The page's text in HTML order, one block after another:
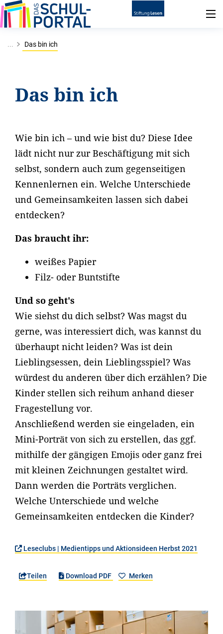
... Das bin ich
Das bin ich
Wie bin ich – und wie bist du? Diese Idee
lädt nicht nur zur Beschäftigung mit sich
selbst, sondern auch zum gegenseitigen
Kennenlernen ein. Welche Unterschiede
und Gemeinsamkeiten lassen sich dabei
entdecken?
Das braucht ihr:
weißes Papier
Filz- oder Buntstifte
Und so geht's
Wie siehst du dich selbst? Was magst du
gerne, was interessiert dich, was kannst du
überhaupt nicht leiden? Was ist dein
Lieblingsessen, dein Lieblingsspiel? Was
würdest du anderen über dich erzählen? Die
Kinder stellen sich reihum anhand dieser
Fragestellung vor.
Anschließend werden sie eingeladen, ein
Mini-Porträt von sich zu erstellen, das ggf.
mithilfe der gängigen Emojis oder ganz frei
mit kleinen Zeichnungen gestaltet wird.
Dann werden die Porträts verglichen.
Welche Unterschiede und welche
Gemeinsamkeiten entdecken die Kinder?
Leseclubs | Medientipps und Aktionsideen Herbst 2021
Teilen Download PDF Merken